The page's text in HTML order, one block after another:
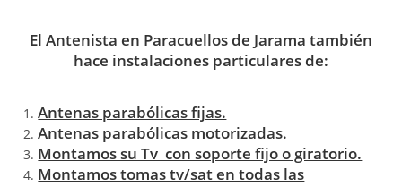
El Antenista en Paracuellos de Jarama también
hace instalaciones particulares de:
Antenas parabólicas fijas.
Antenas parabólicas motorizadas.
Montamos su Tv con soporte fijo o giratorio.
Montamos tomas tv/sat en todas las